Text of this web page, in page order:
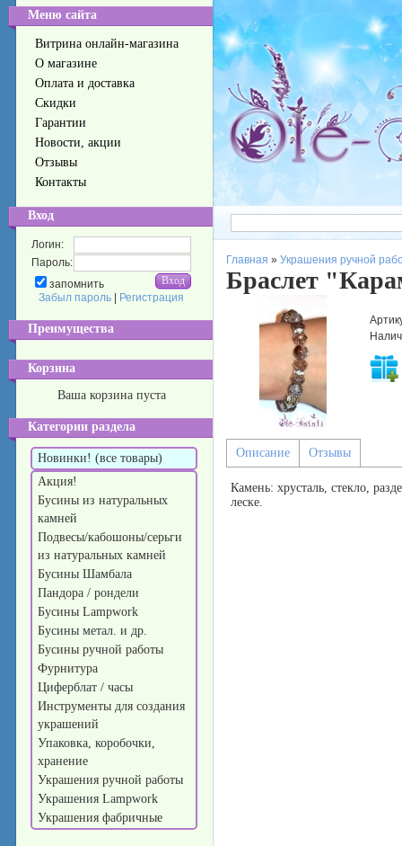
Меню сайта
Витрина онлайн-магазина
О магазине
Оплата и доставка
Скидки
Гарантии
Новости, акции
Отзывы
Контакты
Вход
Логин:
Пароль:
запомнить
Забыл пароль
Регистрация
Преимущества
Корзина
Ваша корзина пуста
Категории раздела
Новинки! (все товары)
Акция!
Бусины из натуральных
камней
Подвесы/кабошоны/серьги
из натуральных камней
Бусины Шамбала
Пандора / рондели
Бусины Lampwork
Бусины метал. и др.
Бусины ручной работы
Фурнитура
Циферблат / часы
Инструменты для создания
украшений
Упаковка, коробочки,
хранение
Украшения ручной работы
Украшения Lampwork
Украшения фабричные
Главная » Украшения ручной
Браслет
Описание Отзывы
Камень: хрусталь, стекло,
леске.